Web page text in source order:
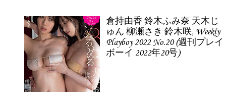
倉持由香 鈴木ふみ奈 天木じ
ゅん 柳瀬さき 鈴木咲, Weekly
Playboy 2022 No.20 (週刊プレイ
ボーイ 2022年20号)